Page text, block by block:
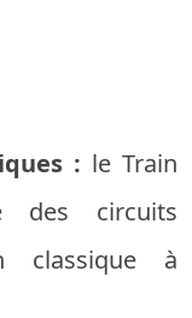
: le Train
des circuits
classique à